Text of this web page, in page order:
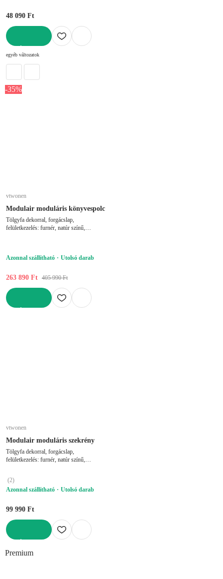
48 090 Ft
egyéb változatok
-35%
vtwonen
Modulair moduláris könyvespolc
Tölgyfa dekorral, forgácslap,
felületkezelés: furnér, natúr színű,
Azonnal szállítható
Utolsó darab
263 890 Ft 405 990 Ft
vtwonen
Modulair moduláris szekrény
Tölgyfa dekorral, forgácslap,
felületkezelés: furnér, natúr színű,
(2)
Azonnal szállítható
Utolsó darab
99 990 Ft
Premium